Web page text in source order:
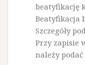
beatyfikację
Beatyfikacja
Szczegóły
Przy zapisie
należy